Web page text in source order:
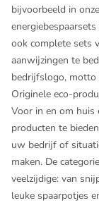
bijvoorbeeld in
ook complete sets
aanwijzingen te
bedrijfslogo, motto
Originele eco-
Voor in en om huis
producten te
uw bedrijf of
maken. De
veelzijdige: van
leuke spaarpotjes